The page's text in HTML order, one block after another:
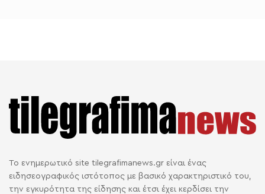
Το ενημερωτικό site tilegrafimanews.gr είναι ένας
ειδησεογραφικός ιστότοπος με βασικό χαρακτηριστικό του,
την εγκυρότητα της είδησης και έτσι έχει κερδίσει την